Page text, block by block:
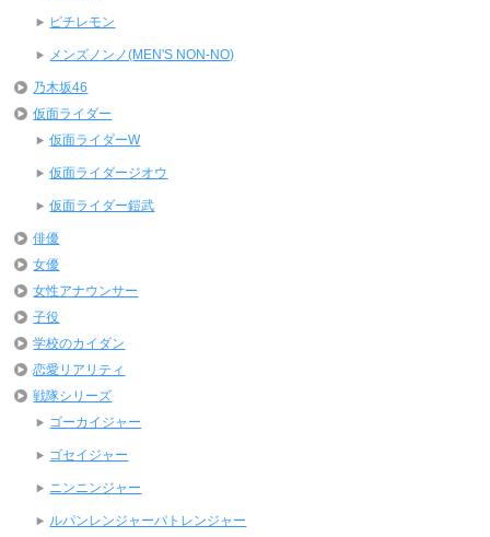
ピチレモン
メンズノンノ(MEN'S NON-NO)
乃木坂46
仮面ライダー
仮面ライダーW
仮面ライダージオウ
仮面ライダー鎧武
俳優
女優
女性アナウンサー
子役
学校のカイダン
恋愛リアリティ
戦隊シリーズ
ゴーカイジャー
ゴセイジャー
ニンニンジャー
ルパンレンジャーパトレンジャー